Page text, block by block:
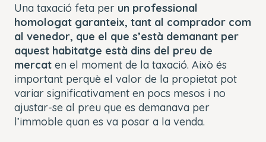
Una taxació feta per un professional
homologat garanteix, tant al comprador com
al venedor, que el que s’està demanant per
aquest habitatge està dins del preu de
mercat en el moment de la taxació. Això és
important perquè el valor de la propietat pot
variar significativament en pocs mesos i no
ajustar-se al preu que es demanava per
l’immoble quan es va posar a la venda.